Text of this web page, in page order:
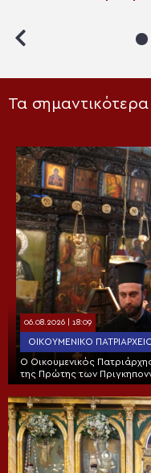
Τα
06.08.2026 | 18:09
ΟΙΚΟΥΜΕΝΙΚΌ
Ο Οικουμενικός
της Πρώτης των